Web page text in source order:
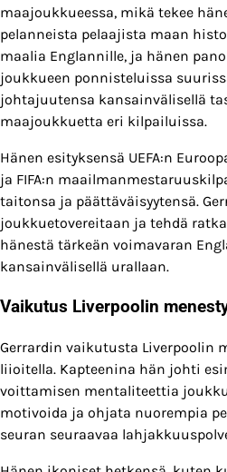
maajoukkueessa, mikä tekee
pelanneista pelaajista maan
maalia Englannille, ja hänen
joukkueen ponnisteluissa
johtajuutensa kansainvälisellä
maajoukkuetta eri kilpailuissa.
Hänen esityksensä UEFA:n
ja FIFA:n
taitonsa ja päättäväisyytensä.
joukkuetovereitaan ja tehdä
hänestä tärkeän voimavaran
kansainvälisellä urallaan.
Vaikutus Liverpoolin
Gerrardin vaikutusta Liverpoolin
liioitella. Kapteenina hän johti
voittamisen mentaliteettia
motivoida ja ohjata nuorempia
seuran seuraavaa